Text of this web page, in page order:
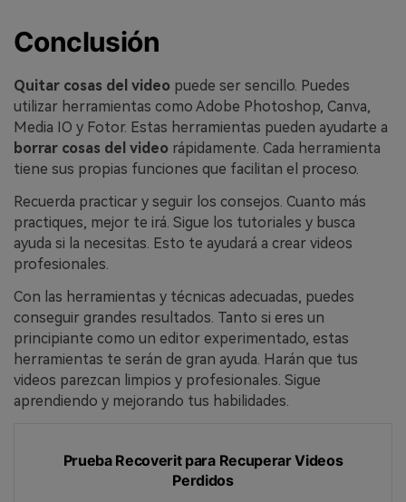
Conclusión
Quitar cosas del video puede ser sencillo. Puedes
utilizar herramientas como Adobe Photoshop, Canva,
Media IO y Fotor. Estas herramientas pueden ayudarte a
borrar cosas del video rápidamente. Cada herramienta
tiene sus propias funciones que facilitan el proceso.
Recuerda practicar y seguir los consejos. Cuanto más
practiques, mejor te irá. Sigue los tutoriales y busca
ayuda si la necesitas. Esto te ayudará a crear videos
profesionales.
Con las herramientas y técnicas adecuadas, puedes
conseguir grandes resultados. Tanto si eres un
principiante como un editor experimentado, estas
herramientas te serán de gran ayuda. Harán que tus
videos parezcan limpios y profesionales. Sigue
aprendiendo y mejorando tus habilidades.
Prueba Recoverit para Recuperar Videos
Perdidos